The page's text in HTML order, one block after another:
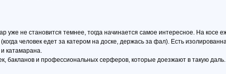
уже не становится темнее, тогда начинается самое интересное. На косе
человек едет за катером на доске, держась за фал). Есть
катамарана.
бакланов и профессиональных серферов, которые доезжают в такую